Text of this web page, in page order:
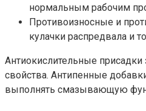
нормальным рабочим
Противоизносные и
кулачки распредвала и
Антиокислительные
свойства. Антипенные
выполнять смазывающую